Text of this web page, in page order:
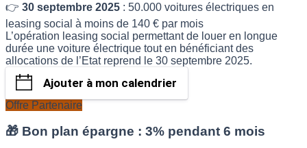
👉 30 septembre 2025 : 50.000 voitures électriques en
leasing social à moins de 140 € par mois
L’opération leasing social permettant de louer en longue
durée une voiture électrique tout en bénéficiant des
allocations de l’Etat reprend le 30 septembre 2025.
Ajouter à mon calendrier
Offre Partenaire
🎁 Bon plan épargne : 3% pendant 6 mois